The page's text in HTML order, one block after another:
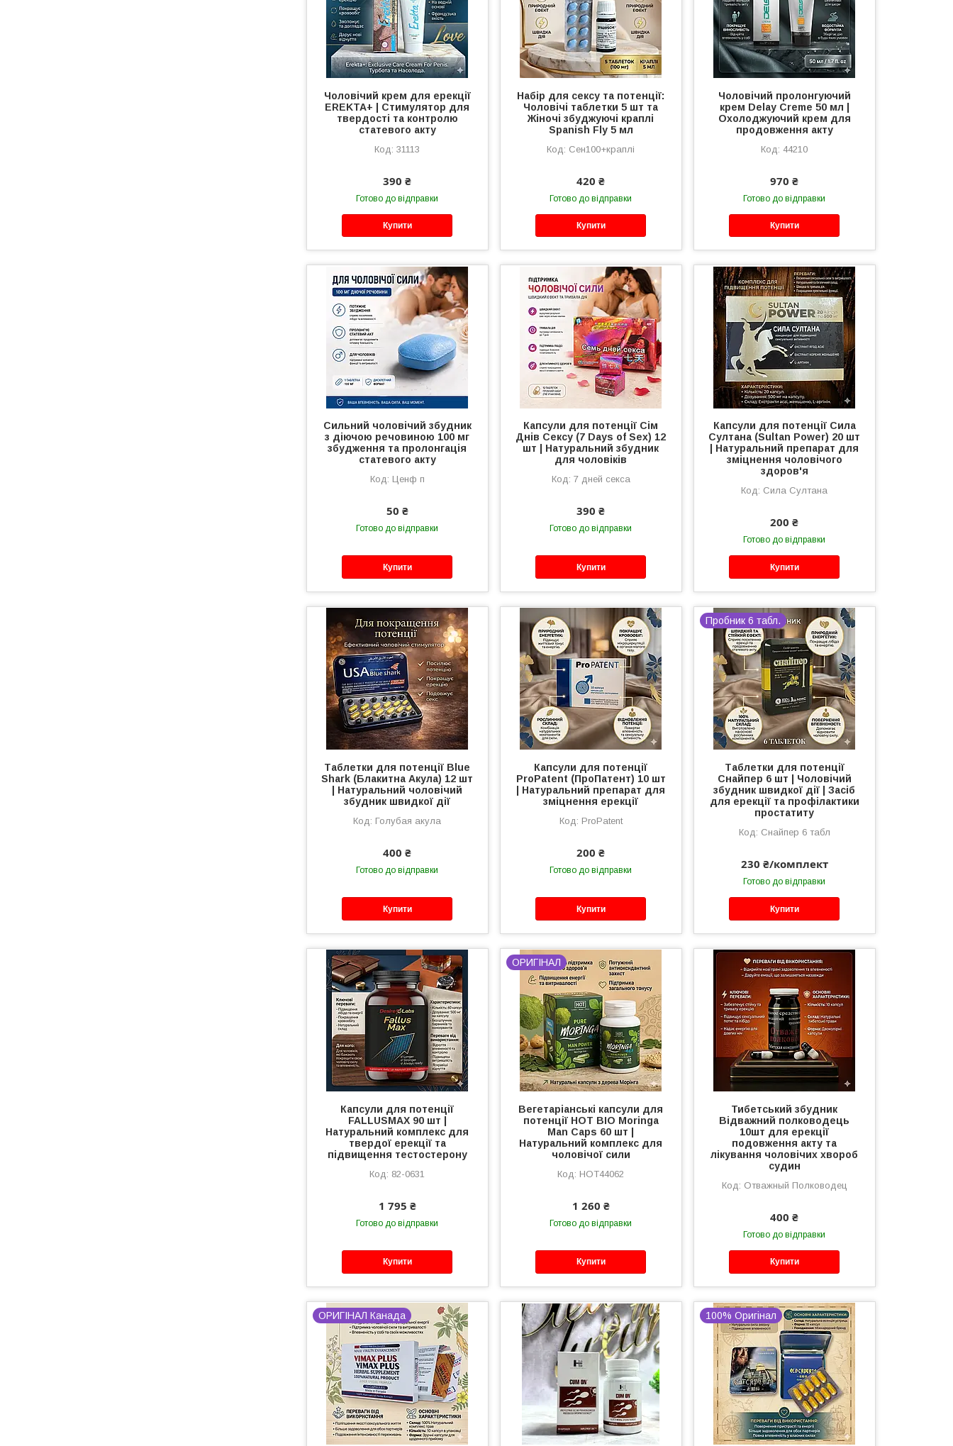
Чоловічий крем для ерекції
EREKTA+ | Стимулятор для
твердості та контролю
статевого акту
31113
390 ₴
Готово до відправки
Купити
Набір для сексу та потенції:
Чоловічі таблетки 5 шт та
Жіночі збуджуючі краплі
Spanish Fly 5 мл
Сен100+краплі
420 ₴
Готово до відправки
Купити
Чоловічий пролонгуючий
крем Delay Creme 50 мл |
Охолоджуючий крем для
продовження акту
44210
970 ₴
Готово до відправки
Купити
Сильний чоловічий збудник
з діючою речовиною 100 мг
збудження та пролонгація
статевого акту
Ценф п
50 ₴
Готово до відправки
Купити
Капсули для потенції Сім
Днів Сексу (7 Days of Sex) 12
шт | Натуральний збудник
для чоловіків
7 дней секса
390 ₴
Готово до відправки
Купити
Капсули для потенції Сила
Султана (Sultan Power) 20 шт
| Натуральний препарат для
зміцнення чоловічого
здоров'я
Сила Султана
200 ₴
Готово до відправки
Купити
Таблетки для потенції Blue
Shark (Блакитна Акула) 12 шт
| Натуральний чоловічий
збудник швидкої дії
Голубая акула
400 ₴
Готово до відправки
Купити
Капсули для потенції
ProPatent (ПроПатент) 10 шт
| Натуральний препарат для
зміцнення ерекції
ProPatent
200 ₴
Готово до відправки
Купити
Пробник 6 табл.
Таблетки для потенції
Снайпер 6 шт | Чоловічий
збудник швидкої дії | Засіб
для ерекції та профілактики
простатиту
Снайпер 6 табл
230 ₴/комплект
Готово до відправки
Купити
Капсули для потенції
FALLUSMAX 90 шт |
Натуральний комплекс для
твердої ерекції та
підвищення тестостерону
82-0631
1 795 ₴
Готово до відправки
Купити
ОРИГІНАЛ
Вегетаріанські капсули для
потенції HOT BIO Moringa
Man Caps 60 шт |
Натуральний комплекс для
чоловічої сили
HOT44062
1 260 ₴
Готово до відправки
Купити
Тибетський збудник
Відважний полководець
10шт для ерекції
подовження акту та
лікування чоловічих хвороб
судин
Отважный Полководец
400 ₴
Готово до відправки
Купити
ОРИГІНАЛ Канада 100% Оригінал